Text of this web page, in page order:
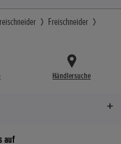
Freischneider
Händlersuche
auf